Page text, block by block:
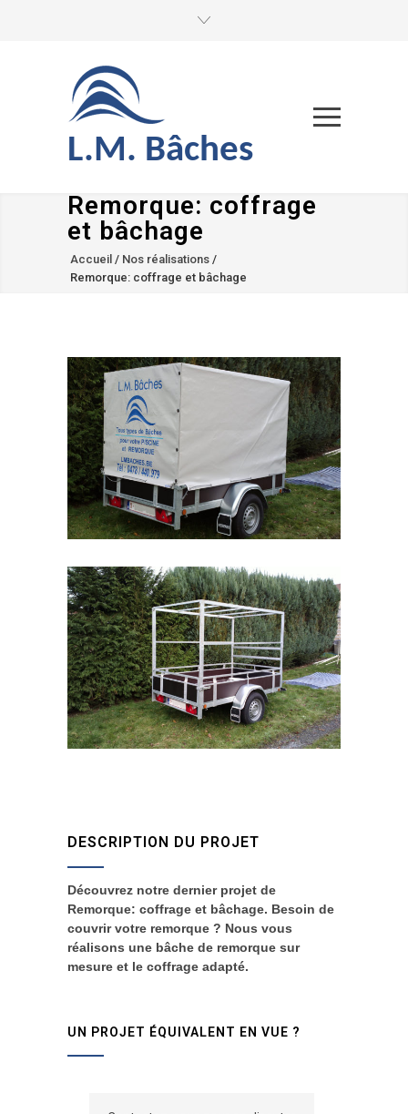
L.M. Bâches
Remorque: coffrage
et bâchage
Accueil / Nos réalisations /
Remorque: coffrage et bâchage
DESCRIPTION DU PROJET
Découvrez notre dernier projet de
Remorque: coffrage et bâchage. Besoin de
couvrir votre remorque ? Nous vous
réalisons une bâche de remorque sur
mesure et le coffrage adapté.
UN PROJET ÉQUIVALENT EN VUE ?